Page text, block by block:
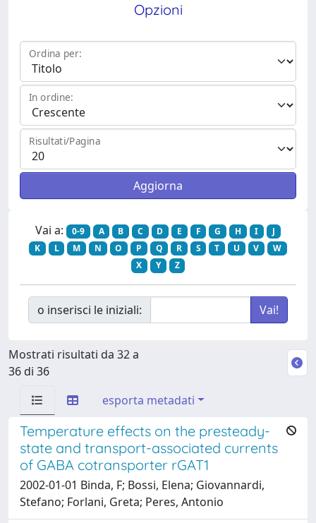
Opzioni
Ordina per:
In ordine:
Risultati/Pagina
Vai a: 0-9 A B C D E F G H I
J
K
L M N O P Q R S T U V
W
X
Y Z
o inserisci le iniziali:
Mostrati risultati da 32 a
36 di 36
esporta metadati
Temperature effects on the presteady-
state and transport-associated currents
of GABA cotransporter rGAT1
2002-01-01 Binda, F; Bossi, Elena; Giovannardi,
Stefano; Forlani, Greta; Peres, Antonio